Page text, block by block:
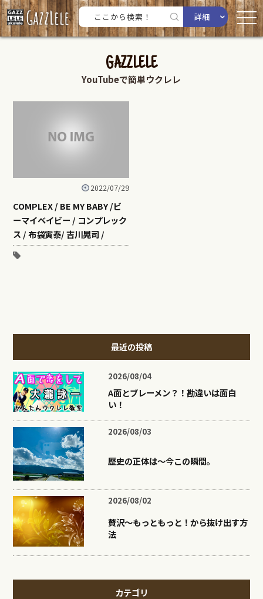
詳細
GAZZLELE
YouTubeで簡単ウクレレ
2022/07/29
COMPLEX / BE MY BABY /ビ
ーマイベイビー / コンプレック
ス / 布袋寅泰/ 吉川晃司 /
最近の投稿
2026/08/04
A面とブレーメン？！勘違いは面白
い！
2026/08/03
歴史の正体は〜今この瞬間。
2026/08/02
贅沢〜もっともっと！から抜け出す方
法
カテゴリ